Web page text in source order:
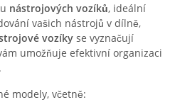
nástrojových vozíků, ideální
vašich nástrojů v dílně,
vozíky se vyznačují
umožňuje efektivní organizaci
modely, včetně: